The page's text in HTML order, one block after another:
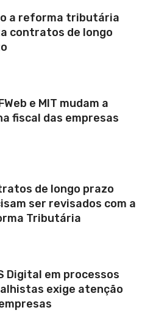
a reforma tributária
contratos de longo
e MIT mudam a
fiscal das empresas
de longo prazo
ser revisados com a
Tributária
Digital em processos
exige atenção